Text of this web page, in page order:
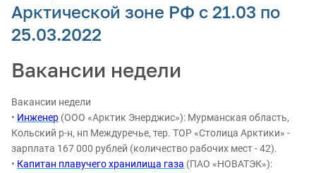
Арктической зоне РФ с 21.03 по
25.03.2022
Вакансии недели
Вакансии недели
• Инженер (ООО «Арктик Энерджис»): Мурманская область,
Кольский р-н, нп Междуречье, тер. ТОР «Столица Арктики» -
зарплата 167 000 рублей (количество рабочих мест - 42).
• Капитан плавучего хранилища газа (ПАО «НОВАТЭК»):